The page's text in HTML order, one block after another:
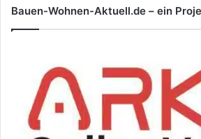
Bauen-Wohnen-Aktuell.de – ein